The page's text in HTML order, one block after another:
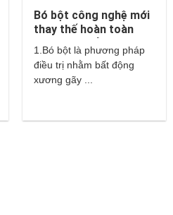
Bó bột công nghệ mới
thay thế hoàn toàn
cho bột thuỷ tinh và
thạch cao?
1.Bó bột là phương pháp
điều trị nhằm bất động
xương gãy ...